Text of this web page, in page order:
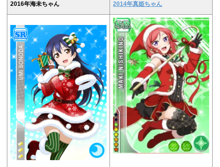
2016年海未ちゃん 2014年真姫ちゃん